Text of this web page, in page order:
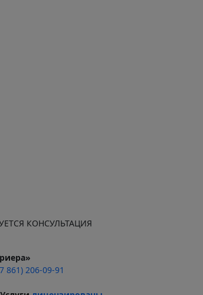
КОНСУЛЬТАЦИЯ
861) 206-09-91